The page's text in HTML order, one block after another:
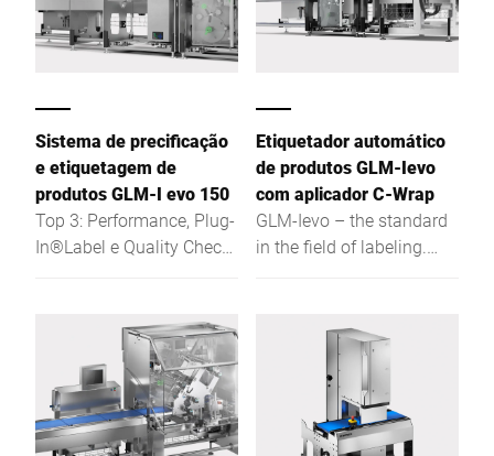
modelo GLM-Ievo 40: o
seu design robusto e
Sistema de precificação
e etiquetagem de
produtos GLM-I evo 150
Top 3: Performance, Plug-
In®Label e Quality Check
requisitos futuros
Etiquetador automático
de produtos GLM-Ievo
com aplicador C-Wrap
GLM-Ievo – the standard
in the field of labeling.
Check-Inside – This is the
outstanding benefit for
your future requirements
in price and product
labeling.